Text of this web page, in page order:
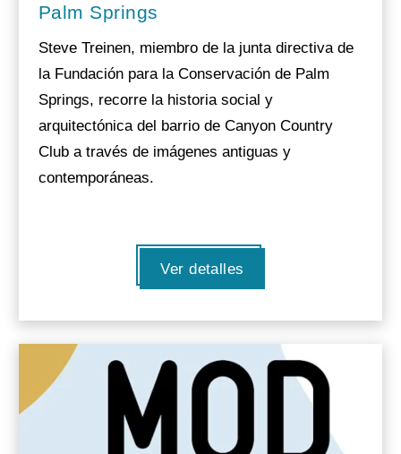
Palm Springs
Steve Treinen, miembro de la junta directiva de
la Fundación para la Conservación de Palm
Springs, recorre la historia social y
arquitectónica del barrio de Canyon Country
Club a través de imágenes antiguas y
contemporáneas.
Ver detalles